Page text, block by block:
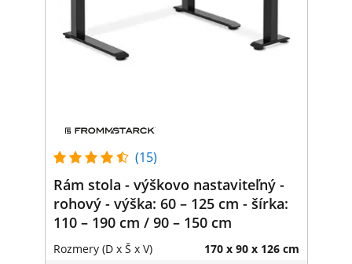
(15)
Rám stola - výškovo nastaviteľný -
rohový - výška: 60 – 125 cm - šírka:
110 – 190 cm / 90 – 150 cm
Rozmery (D x Š x V) 170 x 90 x 126 cm